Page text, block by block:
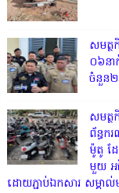
សមត្ថ
០៦នា
ចំនួន
សមត្ថ
ព័ន្ធក
ម៉ូតូ ដ
មួយ អ
ដោយភ្ជាប់ឯកសារ សម្គា